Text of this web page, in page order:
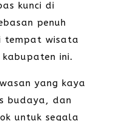
kunci di
penuh
tempat wisata
ini.
yang kaya
budaya, dan
untuk segala